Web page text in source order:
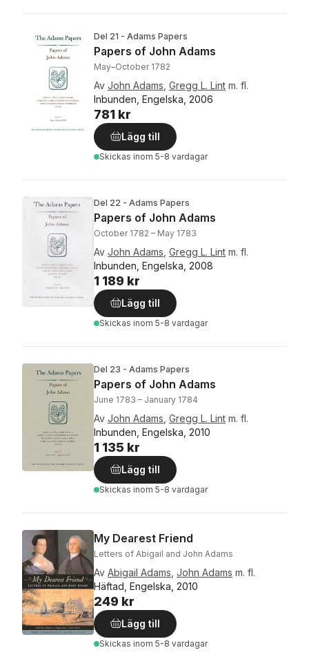
Del 21 - Adams Papers
Papers of John Adams
May–October 1782
Av John Adams Gregg L. Lint m. fl.
Inbunden, Engelska, 2006
781 kr
Lägg till
Skickas inom 5-8 vardagar
Del 22 - Adams Papers
Papers of John Adams
October 1782 – May 1783
Av John Adams Gregg L. Lint m. fl.
Inbunden, Engelska, 2008
1 189 kr
Lägg till
Skickas inom 5-8 vardagar
Del 23 - Adams Papers
Papers of John Adams
June 1783 – January 1784
Av John Adams Gregg L. Lint m. fl.
Inbunden, Engelska, 2010
1 135 kr
Lägg till
Skickas inom 5-8 vardagar
My Dearest Friend
Letters of Abigail and John Adams
Av Abigail Adams John Adams m. fl.
Häftad, Engelska, 2010
249 kr
Lägg till
Skickas inom 5-8 vardagar